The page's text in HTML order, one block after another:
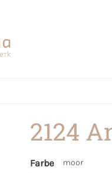
2124
Farbe moor